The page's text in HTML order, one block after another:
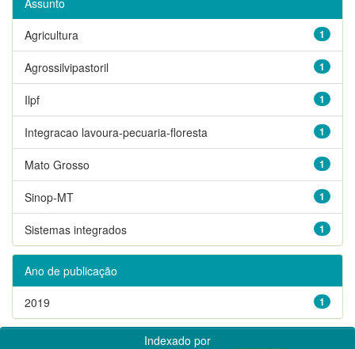
1
Agricultura
1
Agrossilvipastoril
1
Ilpf
1
Integracao lavoura-pecuaria-floresta
1
Mato Grosso
1
Sinop-MT
1
Sistemas integrados
Ano de publicação
1
2019
Indexado por